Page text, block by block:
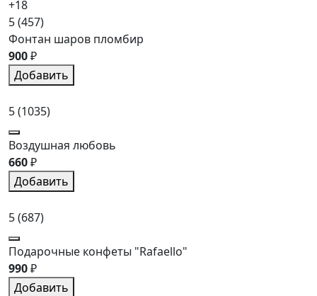
+18
5(457)
Фонтан шаров пломбир
900₽
Добавить
5(1035)
Воздушная любовь
660₽
Добавить
5(687)
Подарочные конфеты "Rafaello"
990₽
Добавить